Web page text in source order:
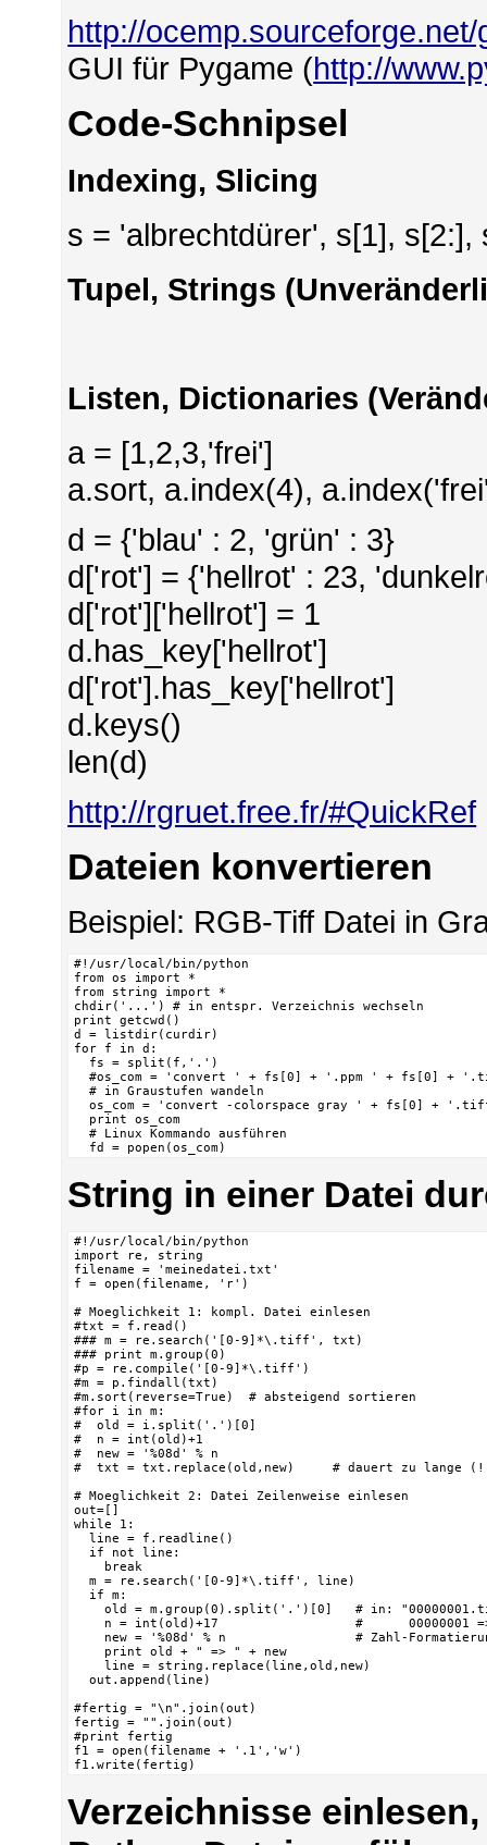
http://ocemp.sourceforge.net/
GUI für Pygame (http://
Code-Schnipsel
Indexing, Slicing
s = 'albrechtdürer', s[1], s[2:],
Tupel, Strings
Listen, Dictionaries
a = [1,2,3,'frei']
a.sort, a.index(4),
d = {'blau' : 2, 'grün' : 3}
d['rot'] = {'hellrot' : 23,
d['rot']['hellrot'] = 1
d.has_key['hellrot']
d['rot'].has_key['hellrot']
d.keys()
len(d)
http://rgruet.free.fr/#QuickRef
Dateien konvertieren
Beispiel: RGB-Tiff Datei in
#!/usr/local/bin/python
from os import *
from string import *
chdir('...') # in entspr. Verzeichnis wechseln
print getcwd()
d = listdir(curdir)
for f in d:
  fs = split(f,'.')
#os_com = 'convert ' + fs[0] + '.ppm ' + fs[0] +
  # in Graustufen wandeln
os_com = 'convert -colorspace gray ' + fs[0] +
  print os_com
  # Linux Kommando ausführen
  fd = popen(os_com)
String in einer Datei
#!/usr/local/bin/python
import re, string
filename = 'meinedatei.txt'
f = open(filename, 'r')
# Moeglichkeit 1: kompl. Datei einlesen
#txt = f.read()
### m = re.search('[0-9]*\.tiff', txt)
### print m.group(0)
#p = re.compile('[0-9]*\.tiff')
#m = p.findall(txt)
#m.sort(reverse=True)  # absteigend sortieren
#for i in m:
#  old = i.split('.')[0]
#  n = int(old)+1
#  new = '%08d' % n
#  txt = txt.replace(old,new)     # dauert zu lange
# Moeglichkeit 2: Datei Zeilenweise einlesen
out=[]
while 1:
  line = f.readline()
  if not line:
    break
  m = re.search('[0-9]*\.tiff', line)
  if m:
old = m.group(0).split('.')[0]   # in:
n = int(old)+17                  #      00000001
new = '%08d' % n                 # Zahl-
    print old + " => " + new
    line = string.replace(line,old,new)
  out.append(line)
#fertig = "\n".join(out)
fertig = "".join(out)
#print fertig
f1 = open(filename + '.1','w')
f1.write(fertig)
Verzeichnisse